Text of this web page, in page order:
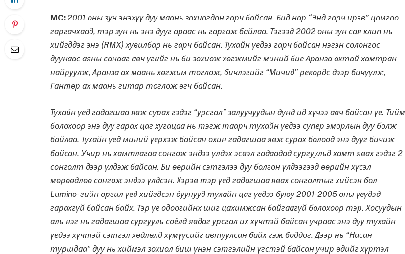
MC: 2001 оны зун энэхүү дуу маань зохиогдон гарч байсан. Бид нар “Энд гарч ирэв” цомгоо
гаргачхаад, тэр зун нь энэ дууг араас нь гаргаж байлаа. Тэгээд 2002 оны зун сая клип нь
хийгддэг энэ (RMX) хувилбар нь гарч байсан. Тухайн үедээ гарч байсан нэгэн солонгос
дуунаас аяны санааг авч үгийг нь би зохиож хөгжмийг миний бие Аранза ахтай хамтран
найруулж, Аранза ах маань хөгжим тоглож, бичлэгийг “Мичид” рекордс дээр бичүүлж,
Гантөр ах маань гитар тоглож өгч байсан.
Тухайн үед гадагшаа явж сурах гэдэг “урсгал” залуучуудын дунд ид хүчээ авч байсан үе. Тийм
болохоор энэ дуу гарах цаг хугацаа нь тэгж таарч тухайн үедээ супер эморлын дуу болж
байлаа. Тухайн үед миний үерхэж байсан охин гадагшаа явж сурах болоод энэ дууг бичиж
байсан. Учир нь хамтлагаа сонгож эндээ үлдэх эсвэл гадаадад сургуульд хамт явах гэдэг 2
сонголт дээр үлдэж байсан. Би өөрийн сэтгэлээ дуу болгон үлдээгээд өөрийн хүсэл
мөрөөдлөө сонгож эндээ үлдсэн. Хэрэв тэр үед гадагшаа явах сонголтыг хийсэн бол
Lumino- гийн оргил үед хийгдсэн дуунууд тухайн цаг үедээ буюу 2001-2005 оны үеүдэд
гарахгүй байсан байх. Тэр үе одоогийнх шиг цахимжсан байгаагүй болохоор тэр. Хосуудын
аль нэг нь гадагшаа сургууль соёлд явдаг урсгал их хүчтэй байсан учраас энэ дуу тухайн
үедээ хүчтэй сэтгэл хөдлөлд хүмүүсийг автуулсан байх гэж боддог. Дээр нь “Насан
туршдаа” дуу нь хиймэл зохиол биш үнэн сэтгэлийн үгстэй байсан учир өдийг хүртэл